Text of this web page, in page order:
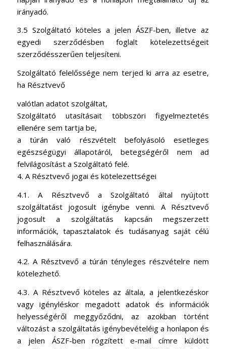
irányadó.
3.5 Szolgáltató köteles a jelen ÁSZF-ben, illetve az
egyedi szerződésben foglalt kötelezettségeit
szerződésszerűen teljesíteni.
Szolgáltató felelőssége nem terjed ki arra az esetre,
ha Résztvevő
valótlan adatot szolgáltat,
Szolgáltató utasításait többszöri figyelmeztetés
ellenére sem tartja be,
a túrán való részvételt befolyásoló esetleges
egészségügyi állapotáról, betegségéről nem ad
felvilágosítást a Szolgáltató felé.
4. A Résztvevő jogai és kötelezettségei
4.1. A Résztvevő a Szolgáltató által nyújtott
szolgáltatást jogosult igénybe venni. A Résztvevő
jogosult a szolgáltatás kapcsán megszerzett
információk, tapasztalatok és tudásanyag saját célú
felhasználására.
4.2. A Résztvevő a túrán tényleges részvételre nem
kötelezhető.
4.3. A Résztvevő köteles az általa, a jelentkezéskor
vagy igényléskor megadott adatok és információk
helyességéről meggyőződni, az azokban történt
változást a szolgáltatás igénybevételéig a honlapon és
a jelen ÁSZF-ben rögzített e-mail címre küldött